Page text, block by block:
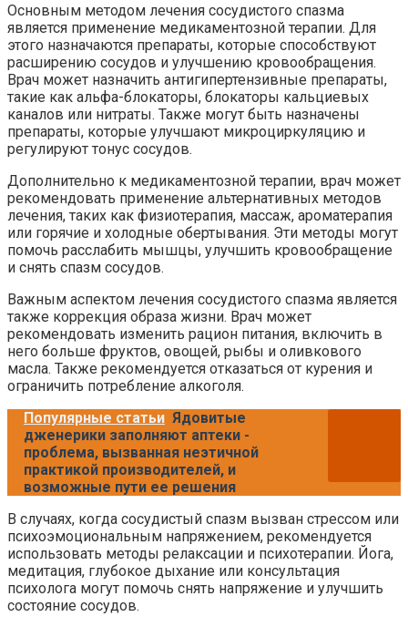
Основным методом лечения сосудистого спазма
является применение медикаментозной терапии. Для
этого назначаются препараты, которые способствуют
расширению сосудов и улучшению кровообращения.
Врач может назначить антигипертензивные препараты,
такие как альфа-блокаторы, блокаторы кальциевых
каналов или нитраты. Также могут быть назначены
препараты, которые улучшают микроциркуляцию и
регулируют тонус сосудов.
Дополнительно к медикаментозной терапии, врач может
рекомендовать применение альтернативных методов
лечения, таких как физиотерапия, массаж, ароматерапия
или горячие и холодные обертывания. Эти методы могут
помочь расслабить мышцы, улучшить кровообращение
и снять спазм сосудов.
Важным аспектом лечения сосудистого спазма является
также коррекция образа жизни. Врач может
рекомендовать изменить рацион питания, включить в
него больше фруктов, овощей, рыбы и оливкового
масла. Также рекомендуется отказаться от курения и
ограничить потребление алкоголя.
Популярные статьи Ядовитые
дженерики заполняют аптеки -
проблема, вызванная неэтичной
практикой производителей, и
возможные пути ее решения
В случаях, когда сосудистый спазм вызван стрессом или
психоэмоциональным напряжением, рекомендуется
использовать методы релаксации и психотерапии. Йога,
медитация, глубокое дыхание или консультация
психолога могут помочь снять напряжение и улучшить
состояние сосудов.